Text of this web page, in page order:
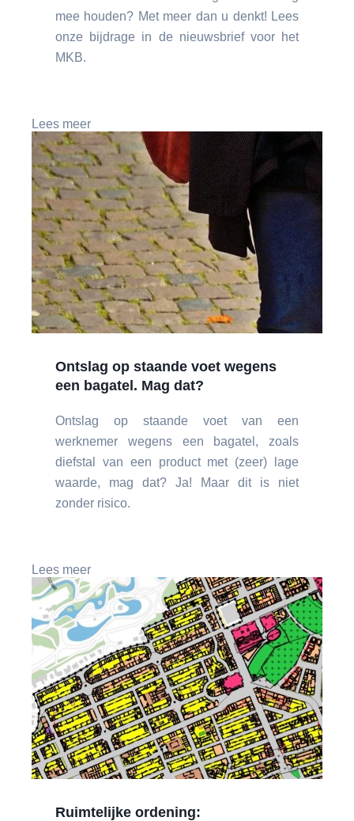
mee houden? Met meer dan u denkt! Lees
onze bijdrage in de nieuwsbrief voor het
MKB.
Lees meer
Ontslag op staande voet wegens
een bagatel. Mag dat?
Ontslag op staande voet van een
werknemer wegens een bagatel, zoals
diefstal van een product met (zeer) lage
waarde, mag dat? Ja! Maar dit is niet
zonder risico.
Lees meer
Ruimtelijke ordening: